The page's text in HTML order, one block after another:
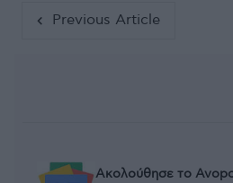
Previous Article
Ακολούθησε το